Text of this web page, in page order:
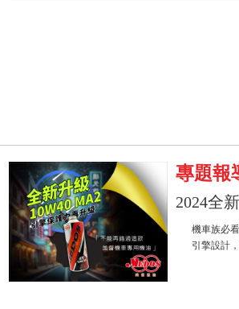
專題報
2024全
機車族必
引擎設計